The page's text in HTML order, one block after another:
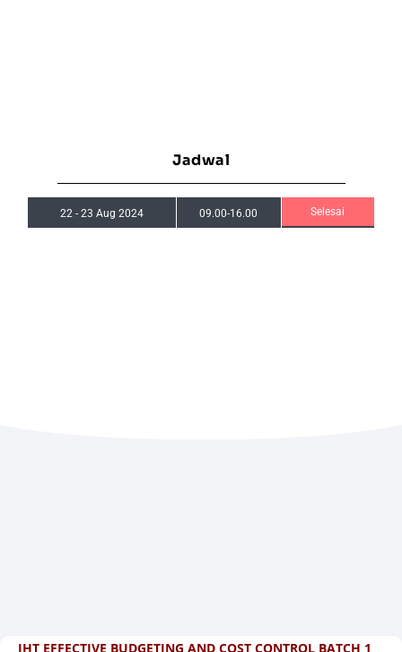
Jadwal
22 -23 Aug 2024 09.00-16.00 Selesai
IHT EFFECTIVE BUDGETING AND COST CONTROL BATCH 1